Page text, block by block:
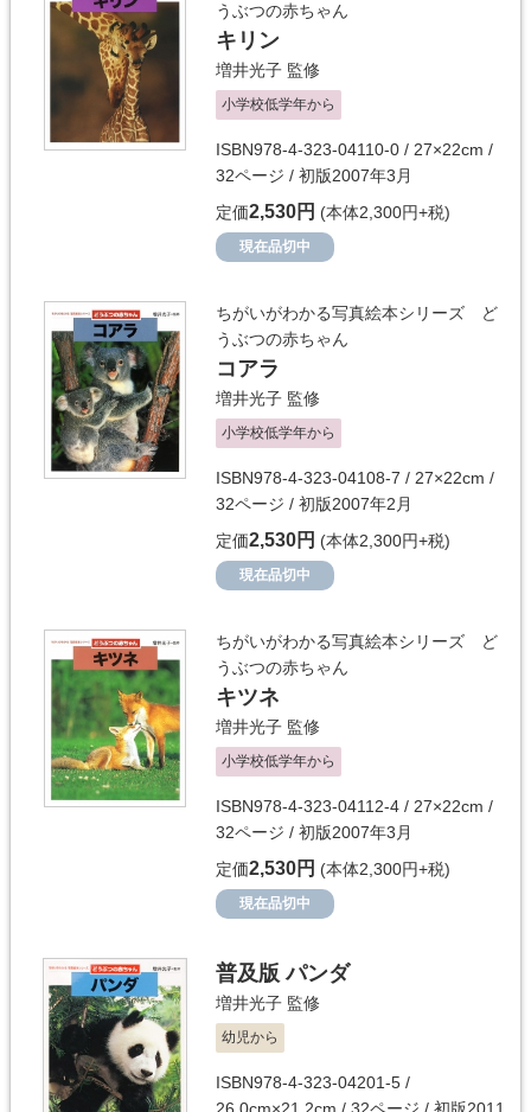
うぶつの赤ちゃん
キリン
増井光子 監修
小学校低学年から
ISBN978-4-323-04110-0 / 27×22cm /
32ページ / 初版2007年3月
定価2,530円 (本体2,300円+税)
現在品切中
ちがいがわかる写真絵本シリーズ ど
うぶつの赤ちゃん
コアラ
増井光子 監修
小学校低学年から
ISBN978-4-323-04108-7 / 27×22cm /
32ページ / 初版2007年2月
定価2,530円 (本体2,300円+税)
現在品切中
ちがいがわかる写真絵本シリーズ ど
うぶつの赤ちゃん
キツネ
増井光子 監修
小学校低学年から
ISBN978-4-323-04112-4 / 27×22cm /
32ページ / 初版2007年3月
定価2,530円 (本体2,300円+税)
現在品切中
普及版 パンダ
増井光子 監修
幼児から
ISBN978-4-323-04201-5 /